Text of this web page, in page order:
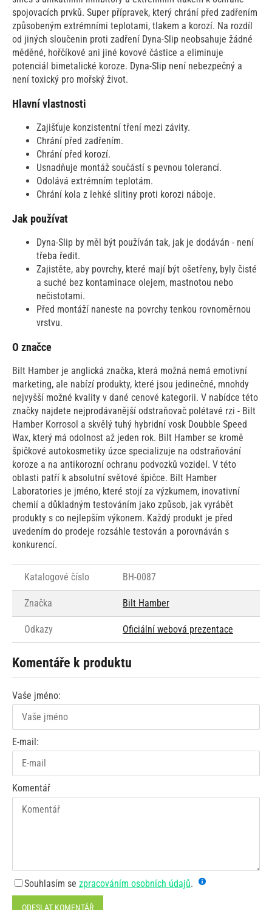
spojovacích prvků. Super přípravek, který chrání před zadřením
způsobeným extrémními teplotami, tlakem a korozí. Na rozdíl
od jiných sloučenin proti zadření Dyna-Slip neobsahuje žádné
měděné, hořčíkové ani jiné kovové částice a eliminuje
potenciál bimetalické koroze. Dyna-Slip není nebezpečný a
není toxický pro mořský život.
Hlavní vlastnosti
Zajišťuje konzistentní tření mezi závity.
Chrání před zadřením.
Chrání před korozí.
Usnadňuje montáž součástí s pevnou tolerancí.
Odolává extrémním teplotám.
Chrání kola z lehké slitiny proti korozi náboje.
Jak používat
Dyna-Slip by měl být používán tak, jak je dodáván - není
třeba ředit.
​​​​​​Zajistěte, aby povrchy, které mají být ošetřeny, byly čisté
a suché bez kontaminace olejem, mastnotou nebo
nečistotami.
Před montáží naneste na povrchy tenkou rovnoměrnou
vrstvu.
O značce
Bilt Hamber je anglická značka, která možná nemá emotivní
marketing, ale nabízí produkty, které jsou jedinečné, mnohdy
nejvyšší možné kvality v dané cenové kategorii. V nabídce této
značky najdete nejprodávanější odstraňovač polétavé rzi - Bilt
Hamber Korrosol a skvělý tuhý hybridní vosk Doubble Speed
Wax, který má odolnost až jeden rok. Bilt Hamber se kromě
špičkové autokosmetiky úzce specializuje na odstraňování
koroze a na antikorozní ochranu podvozků vozidel. V této
oblasti patří k absolutní světové špičce. Bilt Hamber
Laboratories je jméno, které stojí za výzkumem, inovativní
chemií a důkladným testováním jako způsob, jak vyrábět
produkty s co nejlepším výkonem. Každý produkt je před
uvedením do prodeje rozsáhle testován a porovnáván s
konkurencí.
Katalogové číslo BH-0087
Značka Bilt Hamber
Odkazy Oficiální webová prezentace
Komentáře k produktu
Vaše jméno:
E-mail:
Komentář
Souhlasím se zpracováním osobních údajů.
ODESLAT KOMENTÁŘ